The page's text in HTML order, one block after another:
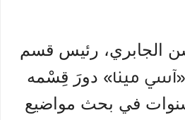
الجابري، رئيس قسم
«آسي مينا» دورَ قِسْمه
في بحث مواضيع